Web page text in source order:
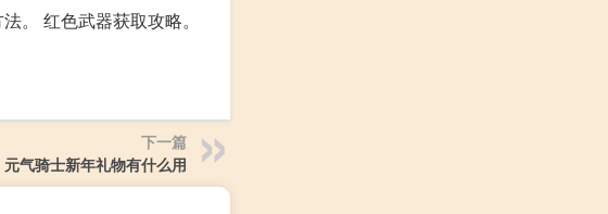
。 红色武器获取攻略。
下一篇
元气骑士新年礼物有什么用